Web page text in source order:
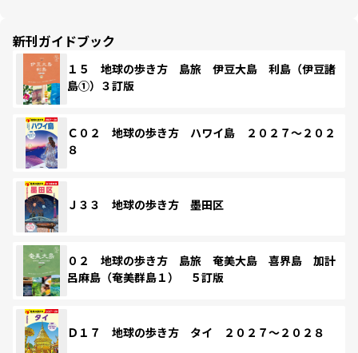
新刊ガイドブック
１５ 地球の歩き方 島旅 伊豆大島 利島（伊豆諸
島①）３訂版
Ｃ０２ 地球の歩き方 ハワイ島 ２０２７～２０２
８
Ｊ３３ 地球の歩き方 墨田区
０２ 地球の歩き方 島旅 奄美大島 喜界島 加計
呂麻島（奄美群島１） ５訂版
Ｄ１７ 地球の歩き方 タイ ２０２７～２０２８